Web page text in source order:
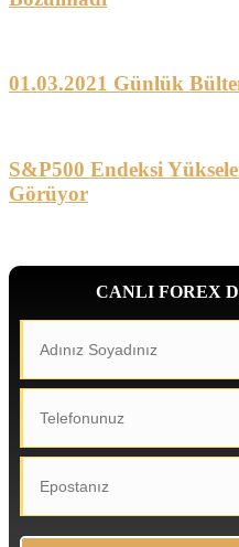
01.03.2021 Günlük
S&P500 Endeksi
Görüyor
CANLI FOREX